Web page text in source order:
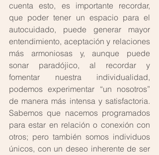
cuenta esto, es importante recordar,
que poder tener un espacio para el
autocuidado, puede generar mayor
entendimiento, aceptación y relaciones
más armoniosas y, aunque puede
sonar paradójico, al recordar y
fomentar nuestra individualidad,
podemos experimentar “un nosotros”
de manera más intensa y satisfactoria.
Sabemos que nacemos programados
para estar en relación o conexión con
otros; pero también somos individuos
únicos, con un deseo inherente de ser